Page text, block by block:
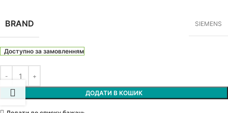
BRAND SIEMENS
Доступно за замовленням
ДОДАТИ В КОШИК